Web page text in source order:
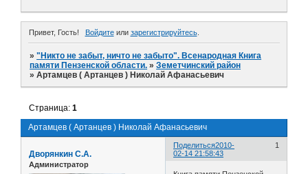
Привет, Гость! Войдитеили зарегистрируйтесь.
»"Никто не забыт, ничто не забыто". Всенародная Книга
памяти Пензенской области. »Земетчинский район
»Артамцев ( Артанцев ) Николай Афанасьевич
Артамцев ( Артанцев ) Николай Афанасьевич
Страница:1
Поделиться 1
2010-
02-14 21:58:43
Дворянкин С.А.
Администратор